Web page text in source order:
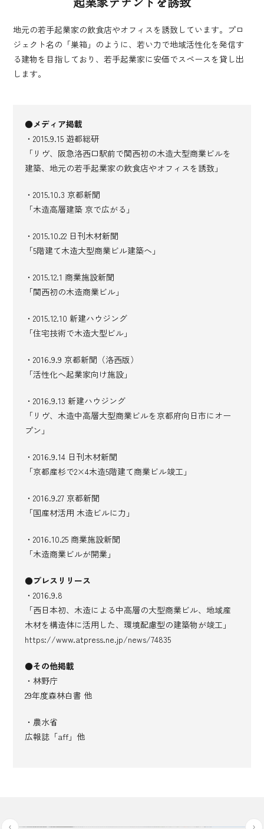
地元の若手起業家の飲食店やオフィスを誘致しています。プロ
ジェクト名の「巣箱」のように、若い力で地域活性化を発信す
る建物を目指しており、若手起業家に安価でスペースを貸し出
します。
●メディア掲載
・2015.9.15 遊都総研
「リヴ、阪急洛西口駅前で関西初の木造大型商業ビルを
建築、地元の若手起業家の飲食店やオフィスを誘致」
・2015.10.3 京都新聞
「木造高層建築 京で広がる」
・2015.10.22 日刊木材新聞
「5階建て木造大型商業ビル建築へ」
・2015.12.1 商業施設新聞
「関西初の木造商業ビル」
・2015.12.10 新建ハウジング
「住宅技術で木造大型ビル」
・2016.9.9 京都新聞（洛西版）
「活性化へ起業家向け施設」
・2016.9.13 新建ハウジング
「リヴ、木造中高層大型商業ビルを京都府向日市にオー
プン」
・2016.9.14 日刊木材新聞
「京都産杉で2×4木造5階建て商業ビル竣工」
・2016.9.27 京都新聞
「国産材活用 木造ビルに力」
・2016.10.25 商業施設新聞
「木造商業ビルが開業」
●プレスリリース
・2016.9.8
「西日本初、木造による中高層の大型商業ビル、地域産
木材を構造体に活用した、環境配慮型の建築物が竣工」
https://www.atpress.ne.jp/news/74835
●その他掲載
・林野庁
29年度森林白書 他
・農水省
広報誌「aff」他